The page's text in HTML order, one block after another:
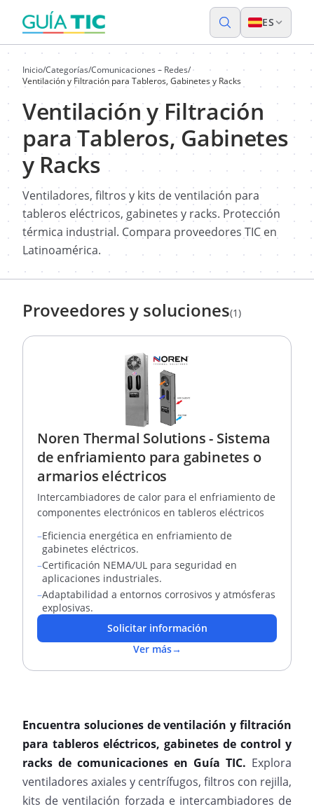
ES
Inicio/Categorías/Comunicaciones – Redes/
Ventilación y Filtración para Tableros, Gabinetes y Racks
Ventilación y Filtración
para Tableros, Gabinetes
y Racks
Ventiladores, filtros y kits de ventilación para
tableros eléctricos, gabinetes y racks. Protección
térmica industrial. Compara proveedores TIC en
Latinoamérica.
Proveedores y soluciones(1)
Noren Thermal Solutions - Sistema
de enfriamiento para gabinetes o
armarios eléctricos
Intercambiadores de calor para el enfriamiento de
componentes electrónicos en tableros eléctricos
–Eficiencia energética en enfriamiento de
gabinetes eléctricos.
–Certificación NEMA/UL para seguridad en
aplicaciones industriales.
–Adaptabilidad a entornos corrosivos y atmósferas
explosivas.
Solicitar información
Ver más→
Encuentra soluciones de ventilación y filtración
para tableros eléctricos, gabinetes de control y
racks de comunicaciones en Guía TIC. Explora
ventiladores axiales y centrífugos, filtros con rejilla,
kits de ventilación forzada e intercambiadores de